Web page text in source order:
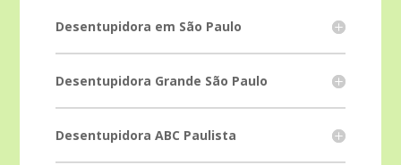
Desentupidora em São Paulo
Desentupidora Grande São Paulo
Desentupidora ABC Paulista